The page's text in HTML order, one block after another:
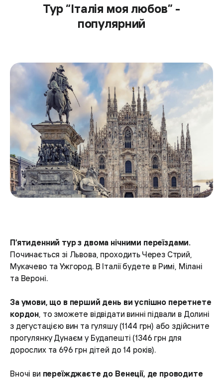
Тур “Італія моя любов” -
популярний
П’ятиденний турз двома нічними переїздами.
Починається зі Львова, проходить Через Стрий,
Мукачево та Ужгород. В Італії будете в Римі, Мілані
та Вероні.
За умови, що в перший день ви успішно перетнете
кордон, то зможете відвідати винні підвали в Долині
з дегустацією вин та гуляшу (1144 грн) або здійсните
прогулянку Дунаєм у Будапешті (1346 грн для
дорослих та 696 грн дітей до 14 років).
Вночі ви переїжджаєте до Венеції, де проводите